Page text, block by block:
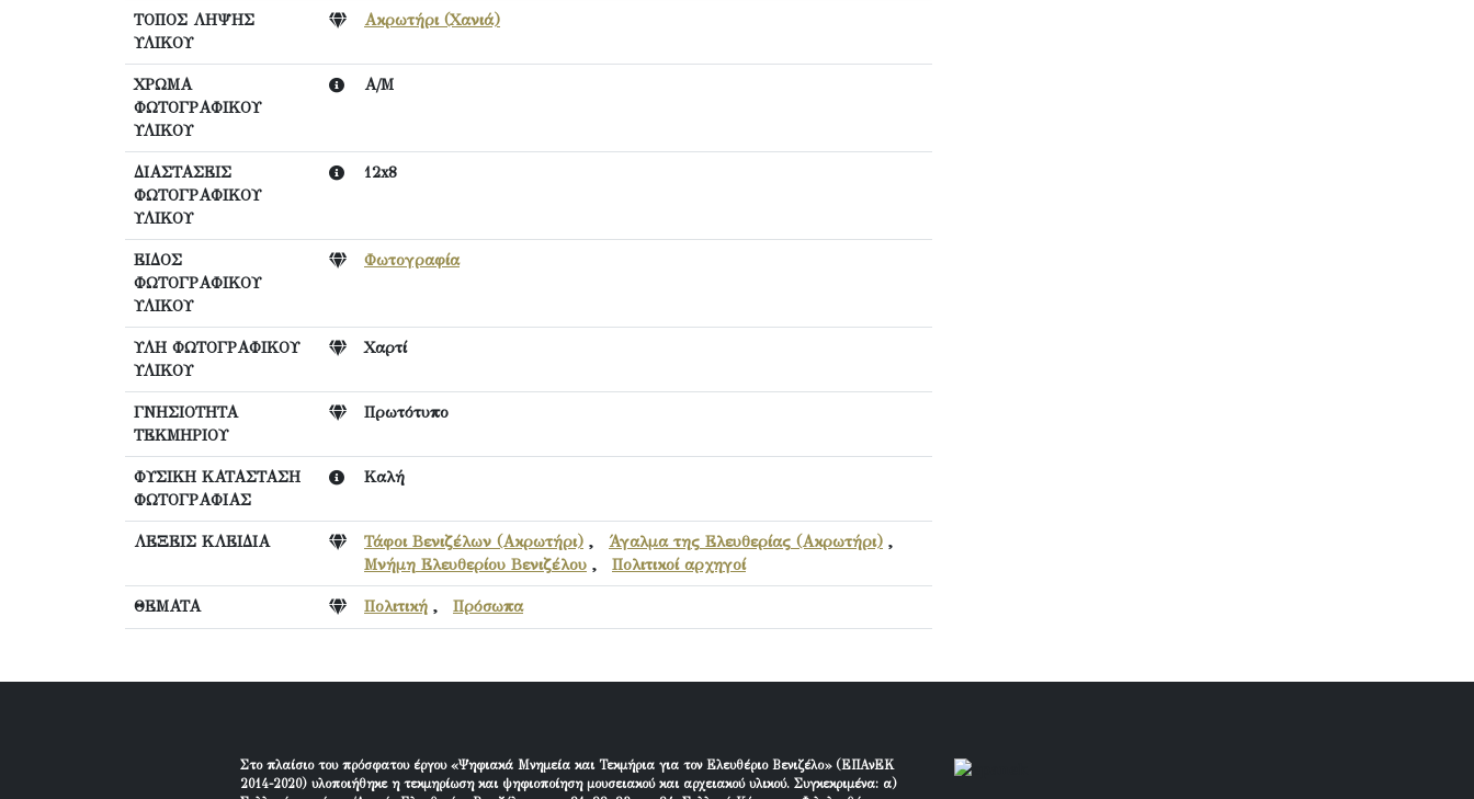
ΤΟΠΟΣ ΛΗΨΗΣ
ΥΛΙΚΟΥ
Ακρωτήρι (Χανιά)
ΧΡΩΜΑ
ΦΩΤΟΓΡΑΦΙΚΟΥ
ΥΛΙΚΟΥ
Α/Μ
ΔΙΑΣΤΑΣΕΙΣ
ΦΩΤΟΓΡΑΦΙΚΟΥ
ΥΛΙΚΟΥ
12x8
ΕΙΔΟΣ
ΦΩΤΟΓΡΑΦΙΚΟΥ
ΥΛΙΚΟΥ
Φωτογραφία
ΥΛΗ ΦΩΤΟΓΡΑΦΙΚΟΥ
ΥΛΙΚΟΥ
Χαρτί
ΓΝΗΣΙΟΤΗΤΑ
ΤΕΚΜΗΡΙΟΥ
Πρωτότυπο
ΦΥΣΙΚΗ ΚΑΤΑΣΤΑΣΗ
ΦΩΤΟΓΡΑΦΙΑΣ
Καλή
ΛΕΞΕΙΣ ΚΛΕΙΔΙΑ Τάφοι Βενιζέλων (Ακρωτήρι) , Άγαλμα της Ελευθερίας (Ακρωτήρι) ,
Μνήμη Ελευθερίου Βενιζέλου , Πολιτικοί αρχηγοί
ΘΕΜΑΤΑ Πολιτική , Πρόσωπα
Στο πλαίσιο του πρόσφατου έργου «Ψηφιακά Μνημεία και Τεκμήρια για τον Ελευθέριο Βενιζέλο» (ΕΠΑνΕΚ
2014-2020) υλοποιήθηκε η τεκμηρίωση και ψηφιοποίηση μουσειακού και αρχειακού υλικού. Συγκεκριμένα: α)